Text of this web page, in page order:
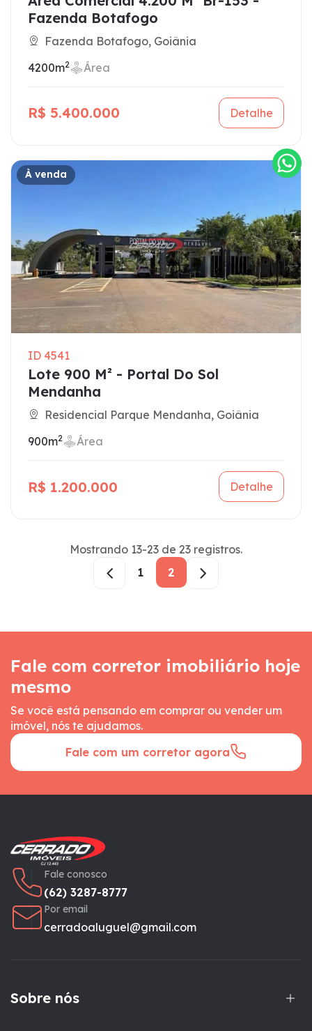
Fazenda Botafogo
Fazenda Botafogo, Goiânia
4200m2 Área
R$ 5.400.000 Detalhe
À venda
ID 4541
Lote 900 M² - Portal Do Sol
Mendanha
Residencial Parque Mendanha, Goiânia
900m2 Área
R$ 1.200.000 Detalhe
Mostrando 13-23 de 23 registros.
1
2
Fale com corretor imobiliário hoje
mesmo
Se você está pensando em comprar ou vender um
imóvel, nós te ajudamos.
Fale com um corretor agora
Fale conosco
(62) 3287-8777
Por email
cerradoaluguel@gmail.com
Sobre nós